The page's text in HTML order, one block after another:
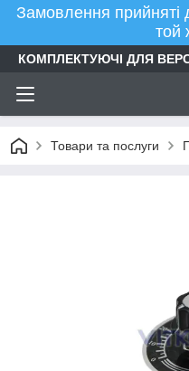
Замовлення прийняті
той
КОМПЛЕКТУЮЧІ ДЛЯ
Товари та послуги